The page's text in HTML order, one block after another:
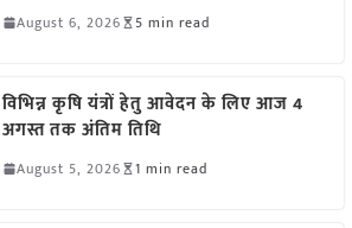
August 6, 2026 5 min read
विभिन्न कृषि यंत्रों हेतु आवेदन के लिए आज 4
अगस्त तक अंतिम तिथि
August 5, 2026 1 min read